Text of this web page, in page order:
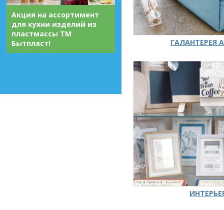
Акция на ассортимент
для кухни изделий из
пластмассы ТМ
Бытпласт!
ГАЛАНТЕРЕЯ